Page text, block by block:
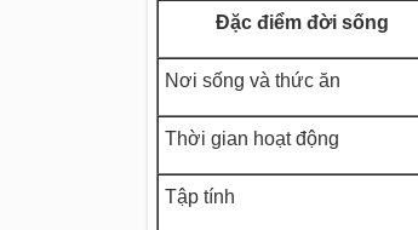
Đặc điểm đời sống
Nơi sống và thức ăn
Thời gian hoạt động
Tập tính